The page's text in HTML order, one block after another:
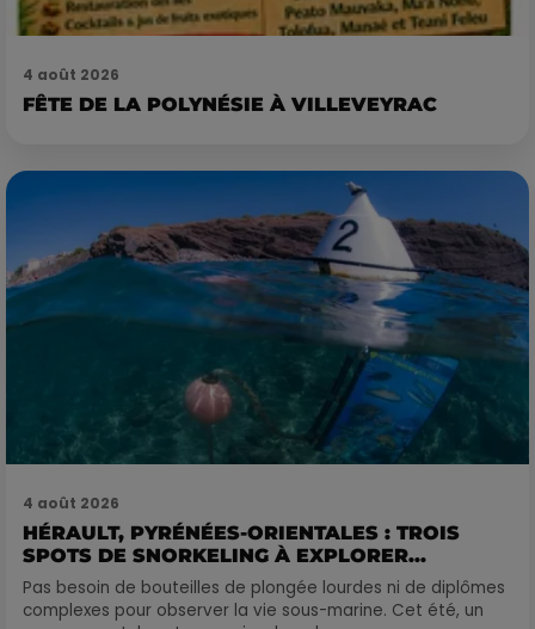
4 août 2026
FÊTE DE LA POLYNÉSIE À VILLEVEYRAC
4 août 2026
HÉRAULT, PYRÉNÉES-ORIENTALES : TROIS
SPOTS DE SNORKELING À EXPLORER...
Pas besoin de bouteilles de plongée lourdes ni de diplômes
complexes pour observer la vie sous-marine. Cet été, un